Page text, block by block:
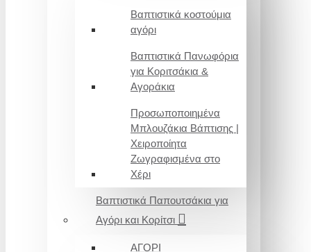
Βαπτιστικά κοστούμια
αγόρι
Βαπτιστικά Πανωφόρια
για Κοριτσάκια &
Αγοράκια
Προσωποποιημένα
Μπλουζάκια Βάπτισης |
Χειροποίητα
Ζωγραφισμένα στο
Χέρι
Βαπτιστικά Παπουτσάκια για
Αγόρι και Κορίτσι
ΑΓΟΡΙ